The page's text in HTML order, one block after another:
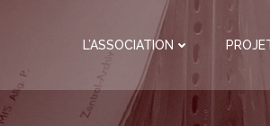
L’ASSOCIATION